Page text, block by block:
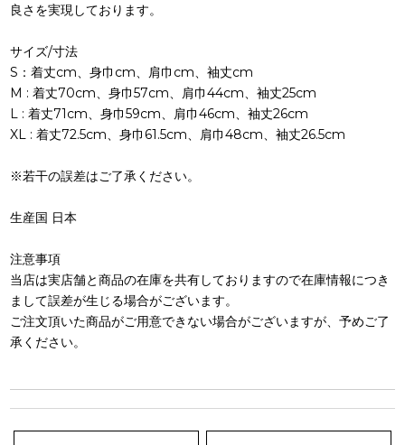
良さを実現しております。
サイズ/寸法
S：着丈cm、身巾cm、肩巾cm、袖丈cm
M : 着丈70cm、身巾57cm、肩巾44cm、袖丈25cm
L : 着丈71cm、身巾59cm、肩巾46cm、袖丈26cm
XL : 着丈72.5cm、身巾61.5cm、肩巾48cm、袖丈26.5cm
※若干の誤差はご了承ください。
生産国 日本
注意事項
当店は実店舗と商品の在庫を共有しておりますので在庫情報につき
まして誤差が生じる場合がございます。
ご注文頂いた商品がご用意できない場合がございますが、予めご了
承ください。